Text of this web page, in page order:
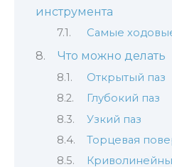
инструмента
Самые
Что можно делать
Открытый паз
Глубокий паз
Узкий паз
Торцевая